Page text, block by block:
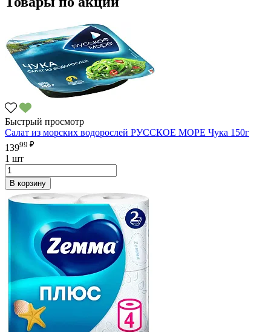
Быстрый просмотр
Салат из морских водорослей РУССКОЕ МОРЕ Чука 150г
13999 ₽
1 шт
В корзину